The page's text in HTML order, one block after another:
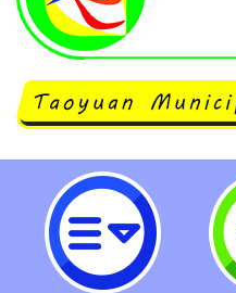
neilrpjhstyc網